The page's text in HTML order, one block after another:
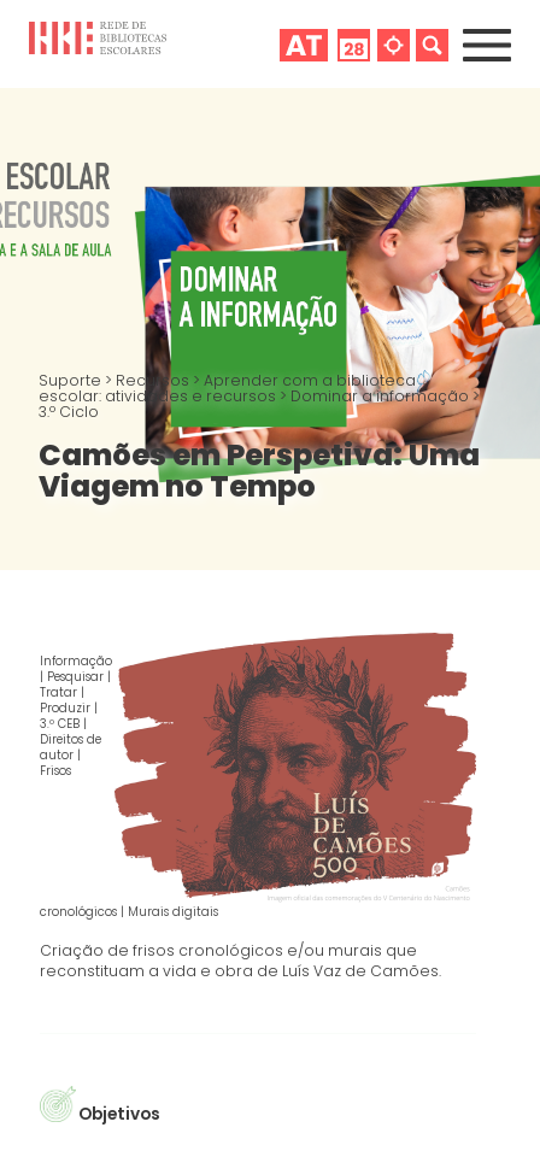
Suporte > Recursos >Aprender com a biblioteca
escolar: atividades e recursos > Dominar a informação>
3.º Ciclo
Camões em Perspetiva: Uma
Viagem no Tempo
Informação
| Pesquisar |
Tratar |
Produzir |
3.º CEB |
Direitos de
autor |
Frisos
cronológicos | Murais digitais
Criação de frisos cronológicos e/ou murais que
reconstituam a vida e obra de Luís Vaz de Camões.
Objetivos